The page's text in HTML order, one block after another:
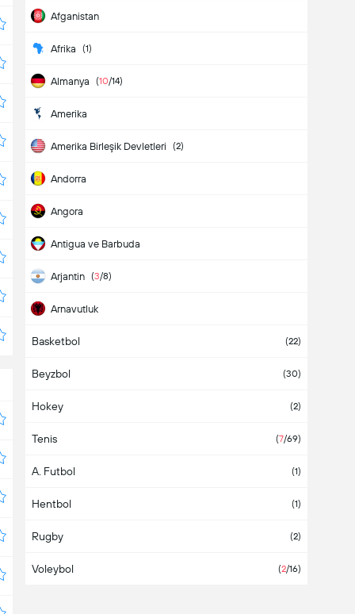
Afganistan
Afrika (1)
Almanya (10/14)
Amerika
Amerika Birleşik Devletleri (2)
Andorra
Angora
Antigua ve Barbuda
Arjantin (3/8)
Arnavutluk
Aruba
Asya
Avrupa
Avustralya
Avusturya
Azerbaycan
BAE
Bahamalar
Basketbol (22)
Beyzbol (30)
Hokey (2)
Tenis (7/69)
A. Futbol (1)
Hentbol (1)
Rugby (2)
Voleybol (2/16)